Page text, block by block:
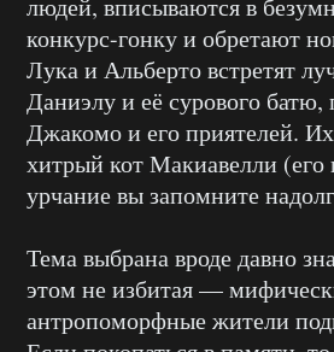
людей, вписываются в
конкурс-гонку и обретают
Лука и Альберто встретят
Даниэлу и её сурового батю,
Джакомо и его приятелей.
хитрый кот Макиавелли
урчание вы запомните
Тема выбрана вроде давно
этом не избитая —
антропоморфные жители